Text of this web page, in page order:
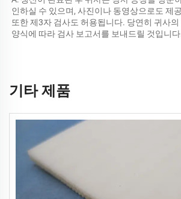
인하실 수 있으며, 사진이나 동영상으로도 제
또한 제3자 검사도 허용됩니다. 당연히 귀사
양식에 따라 검사 보고서를 보내드릴 것입니다.
기타 제품